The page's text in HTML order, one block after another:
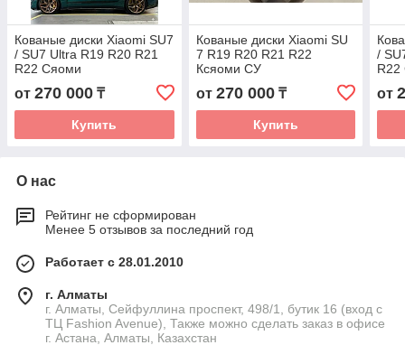
Кованые диски Xiaomi SU7
/ SU7 Ultra R19 R20 R21
R22 Сяоми
колеса ковка диск
от 270 000 ₸
Купить
Кованые диски Xiaomi SU
7 R19 R20 R21 R22
Ксяоми СУ
колеса ковка диск
от 270 000₸
Купить
/
от
О нас
Рейтинг не сформирован
Менее 5 отзывов за последний год
Работает с 28.01.2010
г. Алматы
г. Алматы, Сейфуллина проспект, 498/1, бутик 16 (вход с
ТЦ Fashion Avenue), Также можно сделать заказ в офисе
г. Астана, Алматы, Казахстан